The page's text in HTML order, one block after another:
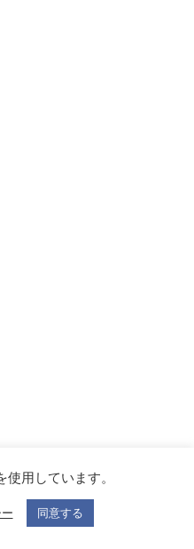
用しています。
同意する